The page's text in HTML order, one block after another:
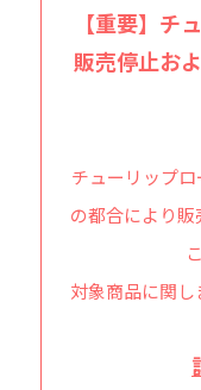
【重要】チ
販売停止お
チューリップ
の都合により
対象商品に関し